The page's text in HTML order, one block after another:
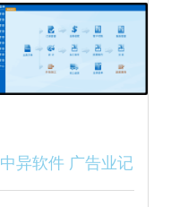
中异软件 广告业记